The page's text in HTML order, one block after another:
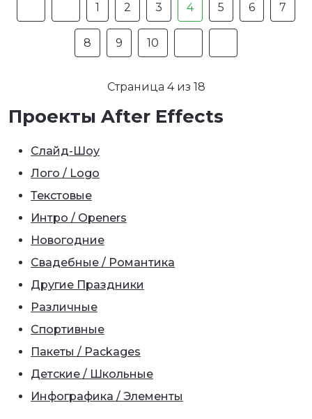
1 2 3 4 5 6 7
8 9 10
Страница 4 из 18
Проекты After Effects
Слайд-Шоу
Лого / Logo
Текстовые
Интро / Openers
Новогодние
Свадебные / Романтика
Другие Праздники
Различные
Спортивные
Пакеты / Packages
Детские / Школьные
Инфографика / Элементы